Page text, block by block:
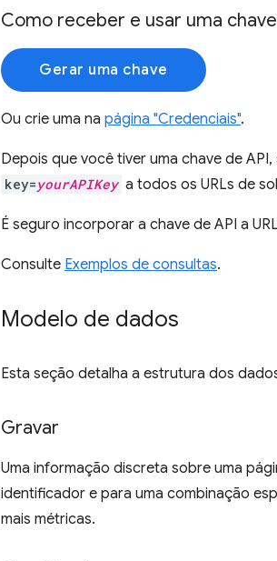
Como receber e usar uma
Gerar uma chave
Ou crie uma na página "Credenciais".
Depois que você tiver uma chave de
key=yourAPIKey a todos os URLs de
É seguro incorporar a chave de API a
Consulte Exemplos de consultas.
Modelo de dados
Esta seção detalha a estrutura dos
Gravar
Uma informação discreta sobre uma
identificador e para uma combinação
mais métricas.